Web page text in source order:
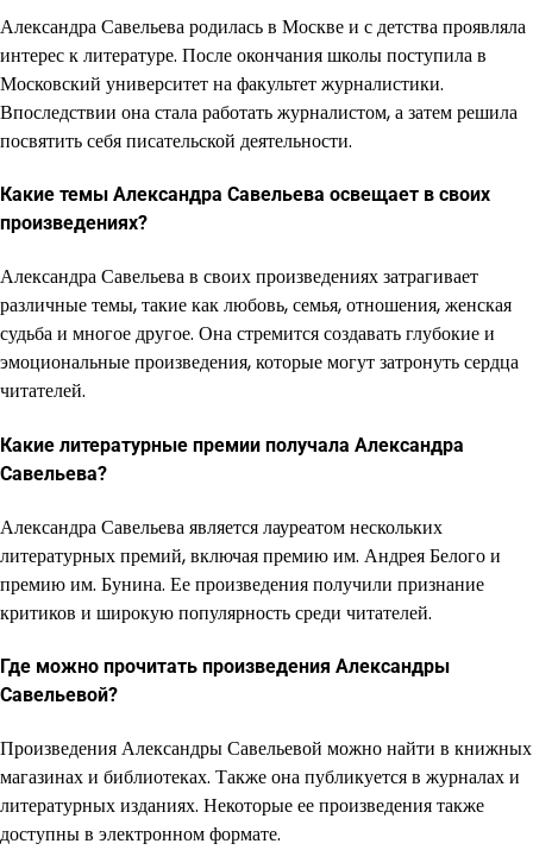
Александра Савельева родилась в Москве и с детства проявляла
интерес к литературе. После окончания школы поступила в
Московский университет на факультет журналистики.
Впоследствии она стала работать журналистом, а затем решила
посвятить себя писательской деятельности.
Какие темы Александра Савельева освещает в своих
произведениях?
Александра Савельева в своих произведениях затрагивает
различные темы, такие как любовь, семья, отношения, женская
судьба и многое другое. Она стремится создавать глубокие и
эмоциональные произведения, которые могут затронуть сердца
читателей.
Какие литературные премии получала Александра
Савельева?
Александра Савельева является лауреатом нескольких
литературных премий, включая премию им. Андрея Белого и
премию им. Бунина. Ее произведения получили признание
критиков и широкую популярность среди читателей.
Где можно прочитать произведения Александры
Савельевой?
Произведения Александры Савельевой можно найти в книжных
магазинах и библиотеках. Также она публикуется в журналах и
литературных изданиях. Некоторые ее произведения также
доступны в электронном формате.